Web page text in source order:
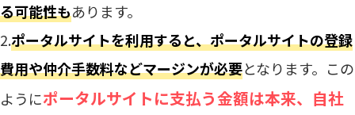
る可能性もあります。
2.ポータルサイトを利用すると、ポータルサイトの登録
費用や仲介手数料などマージンが必要となります。この
ようにポータルサイトに支払う金額は本来、自社